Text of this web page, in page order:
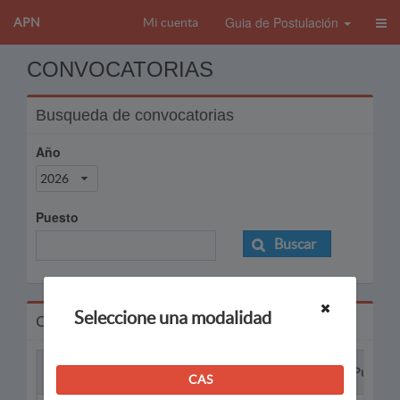
APN Mi cuenta Guia de Postulación
CONVOCATORIAS
Busqueda de convocatorias
Año
2026
Puesto
Buscar
Convocatorias
Puesto
Seleccione una modalidad
CAS